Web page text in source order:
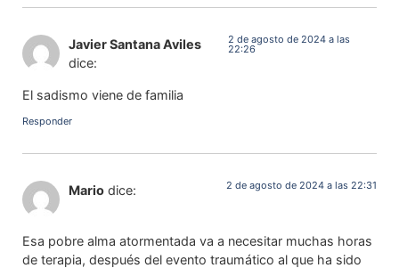
Javier Santana Aviles
dice:
2 de agosto de 2024 a las
22:26
El sadismo viene de familia
Responder
Mario dice: 2 de agosto de 2024 a las 22:31
Esa pobre alma atormentada va a necesitar muchas horas
de terapia, después del evento traumático al que ha sido